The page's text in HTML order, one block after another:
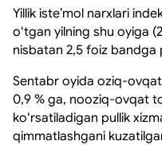
Yillik isteʼmol narxlari
oʻtgan yilning shu oyiga
nisbatan 2,5 foiz bandga
Sentabr oyida oziq-
0,9 % ga, nooziq-ovqat
koʻrsatiladigan pullik
qimmatlashgani